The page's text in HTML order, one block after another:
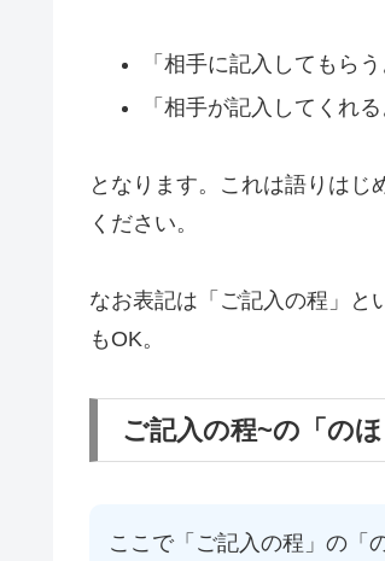
「相手に記入してもら
「相手が記入してくれ
となります。これは語りは
ください。
なお表記は「ご記入の程」と
もOK。
ご記入の程~の「の
ここで「ご記入の程」の「